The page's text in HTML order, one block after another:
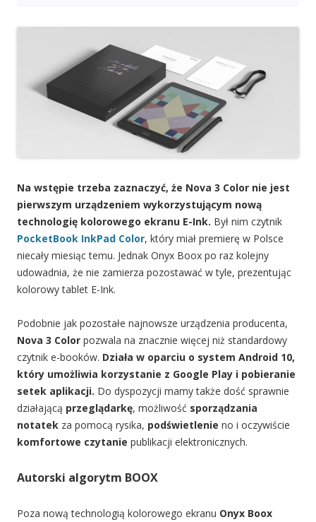
Na wstępie trzeba zaznaczyć, że Nova 3 Color nie jest
pierwszym urządzeniem wykorzystującym nową
technologię kolorowego ekranu E-Ink. Był nim czytnik
PocketBook InkPad Color, który miał premierę w Polsce
niecały miesiąc temu. Jednak Onyx Boox po raz kolejny
udowadnia, że nie zamierza pozostawać w tyle, prezentując
kolorowy tablet E-Ink.
Podobnie jak pozostałe najnowsze urządzenia producenta,
Nova 3 Color pozwala na znacznie więcej niż standardowy
czytnik e-booków. Działa w oparciu o system Android 10,
który umożliwia korzystanie z Google Play i pobieranie
setek aplikacji. Do dyspozycji mamy także dość sprawnie
działającą przeglądarkę, możliwość sporządzania
notatek za pomocą rysika, podświetlenie no i oczywiście
komfortowe czytanie publikacji elektronicznych.
Autorski algorytm BOOX
Poza nową technologią kolorowego ekranu Onyx Boox